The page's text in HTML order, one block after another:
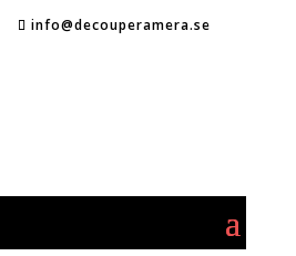
info@decouperamera.se